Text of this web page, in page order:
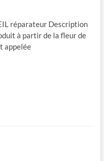
réparateur Description
à partir de la fleur de
appelée